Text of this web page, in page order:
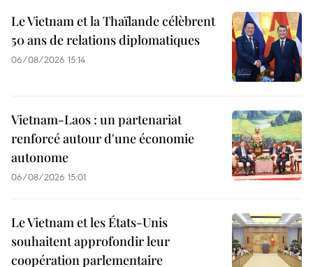
Le Vietnam et la Thaïlande célèbrent
50 ans de relations diplomatiques
06/08/2026 15:14
Vietnam-Laos : un partenariat
renforcé autour d'une économie
autonome
06/08/2026 15:01
Le Vietnam et les États-Unis
souhaitent approfondir leur
coopération parlementaire